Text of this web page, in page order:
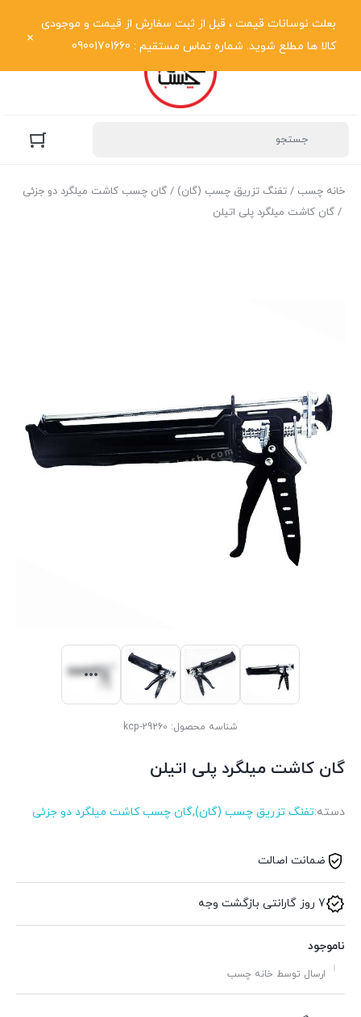
بعلت نوسانات قیمت ، قبل از ثبت سفارش از قیمت و موجودی
کالا ها مطلع شوید. شماره تماس مستقیم : 09001701660
خانه چسب / تفنگ تزریق چسب (گان) / گان چسب کاشت میلگرد دو جزئی
/ گان کاشت میلگرد پلی اتیلن
شناسه محصول: kcp-29260
گان کاشت میلگرد پلی اتیلن
دسته:تفنگ تزریق چسب (گان),گان چسب کاشت میلگرد دو جزئی
ضمانت اصالت
7 روز گارانتی بازگشت وجه
ناموجود
ارسال توسط خانه چسب